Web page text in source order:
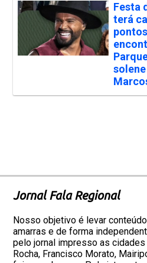
Festa
terá
Jornal Fala Regional
Nosso objetivo é levar
amarras e de forma
pelo jornal impresso as cidades
Rocha, Francisco Morato,